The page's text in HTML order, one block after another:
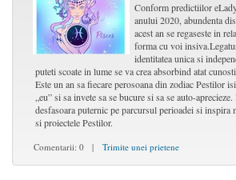
Conform predictiilor
anului 2020, abundenta
acest an se regaseste in
forma cu voi
identitatea unica si
puteti scoate in lume se va crea absorbind atat
Este un an sa fiecare perosoana din zodiac Pestilor
„eu” si sa invete sa se bucure si sa se auto-
desfasoara puternic pe parcursul perioadei si inspira
si proiectele Pestilor.
Comentarii: 0 | Trimite unei prietene